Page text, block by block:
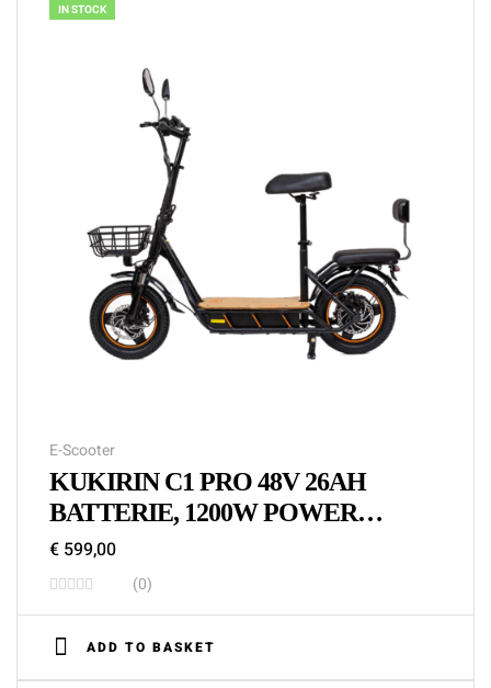
IN STOCK
E-Scooter
KUKIRIN C1 PRO 48V 26AH
BATTERIE, 1200W POWER
MOTOR ELEKTROFAHRRAD
€ 599,00
(0)
ADD TO BASKET